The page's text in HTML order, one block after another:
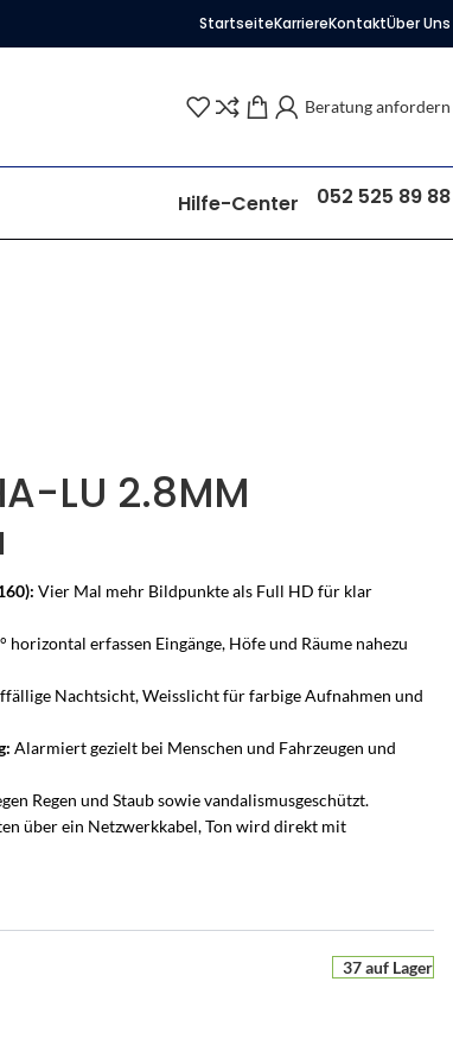
StartseiteKarriereKontaktÜber Uns
Beratung anfordern
mit Bild
Nicht sicher, welche Lösung
Hilfe-Center 052 525 89 88
LU 2.8MM
Vier Mal mehr Bildpunkte als Full HD für klar
horizontal erfassen Eingänge, Höfe und Räume nahezu
Nachtsicht, Weisslicht für farbige Aufnahmen und
Alarmiert gezielt bei Menschen und Fahrzeugen und
Regen und Staub sowie vandalismusgeschützt.
über ein Netzwerkkabel, Ton wird direkt mit
37 auf Lager